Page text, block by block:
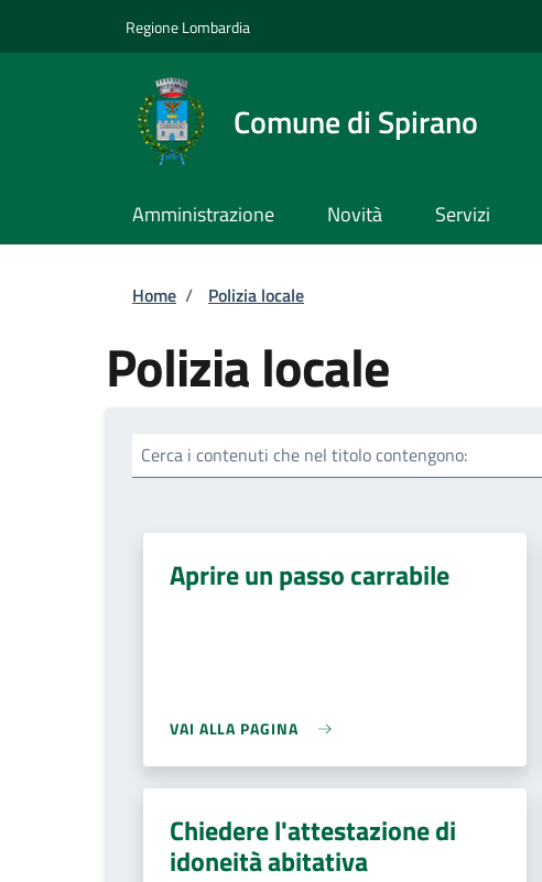
Regione Lombardia
Comune di Spirano
Amministrazione Novità Servizi
Briciole di pane
Home / Polizia locale
Polizia locale
Cerca i contenuti che nel titolo contengono:
Aprire un passo carrabile
VAI ALLA PAGINA
Chiedere l'attestazione di
idoneità abitativa